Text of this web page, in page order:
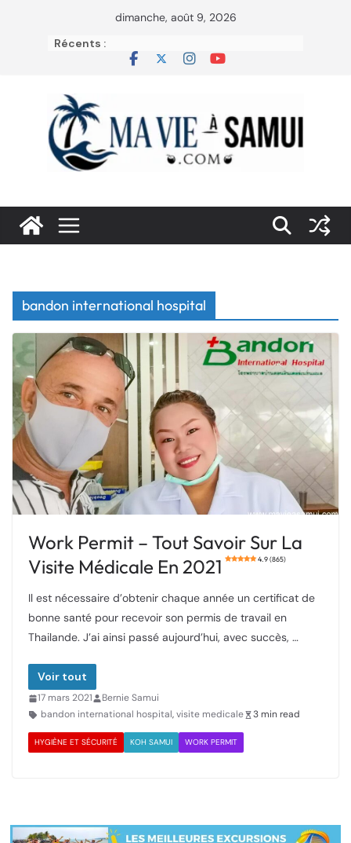
dimanche, août 9, 2026
Récents :
bandon international hospital
Work Permit – Tout Savoir Sur La
Visite Médicale En 2021
4.9 (865)
Il est nécessaire d’obtenir chaque année un certificat de
bonne santé pour recevoir son permis de travail en
Thailande. J’ai ainsi passé aujourd’hui, avec succès, …
Voir tout
17 mars 2021
Bernie Samui
bandon international hospital,visite medicale 3 min read
HYGIÈNE ET SÉCURITÉ KOH SAMUI WORK PERMIT